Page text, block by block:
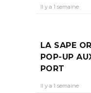
Il y a 1 semaine
LA SAPE
POP-UP
PORT
Il y a 1 semaine